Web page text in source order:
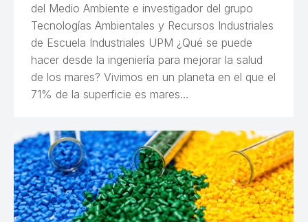
del Medio Ambiente e investigador del grupo
Tecnologías Ambientales y Recursos Industriales
de Escuela Industriales UPM ¿Qué se puede
hacer desde la ingeniería para mejorar la salud
de los mares? Vivimos en un planeta en el que el
71% de la superficie es mares…